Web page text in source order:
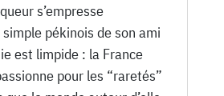
s’empresse
simple pékinois de son ami
est limpide : la France
pour les “raretés”